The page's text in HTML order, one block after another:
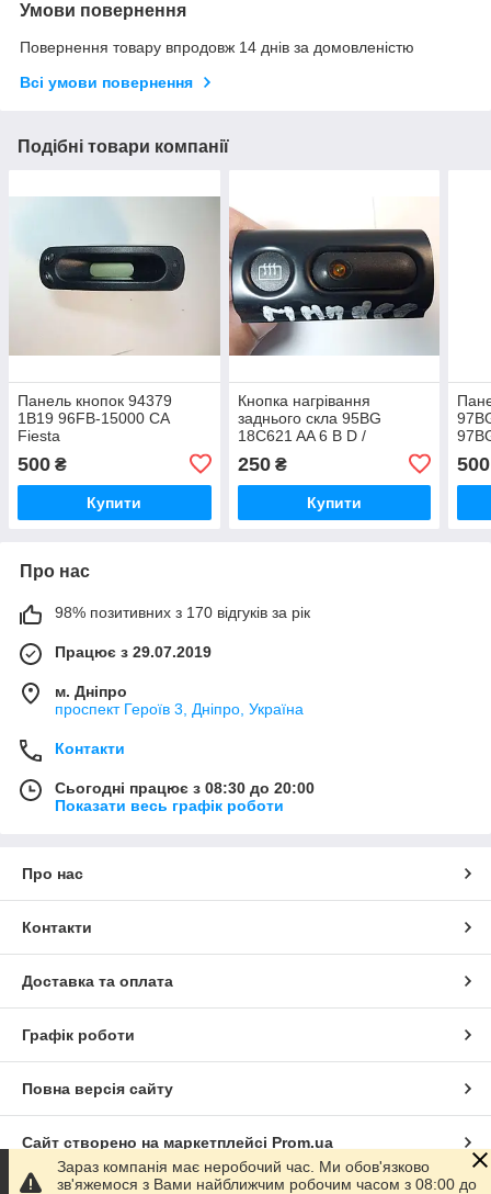
Умови повернення
Повернення товару впродовж 14 днів за домовленістю
Всі умови повернення
Подібні товари компанії
Панель кнопок 94379
1B19 96FB-15000 CA
Fiesta
500 ₴
Купити
Кнопка нагрівання
заднього скла 95BG
18C621 AA 6 B D /
95BG18C621AA 6BD Ford
Mondeo
250₴
Купити
500
Про нас
98% позитивних з 170 відгуків за рік
Працює з 29.07.2019
м. Дніпро
проспект Героїв 3, Дніпро, Україна
Контакти
Сьогодні працює з 08:30 до 20:00
Показати весь графік роботи
Про нас
Контакти
Доставка та оплата
Графік роботи
Повна версія сайту
Сайт створено на маркетплейсі Prom.ua
Зараз компанія має неробочий час. Ми обов'язково
зв'яжемося з Вами найближчим робочим часом з 08:00 до